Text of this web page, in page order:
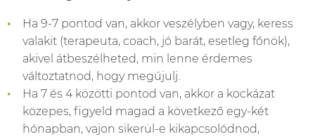
Ha 9-7 pontod van, akkor veszélyben vagy, keress
valakit (terapeuta, coach, jó barát, esetleg főnök),
akivel átbeszélheted, min lenne érdemes
változtatnod, hogy megújulj.
Ha 7 és 4 közötti pontod van, akkor a kockázat
közepes, figyeld magad a következő egy-két
hónapban, vajon sikerül-e kikapcsolódnod,